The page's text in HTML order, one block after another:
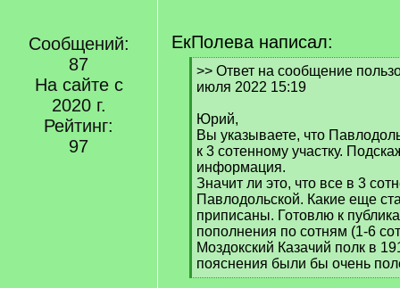
Сообщений:
87
На сайте с
2020 г.
Рейтинг:
97
ЕкПолева написал:
[
q
>> Ответ на сообщение
июля 2022 15:19
Юрий,
Вы указываете, что
к 3 сотенному участку.
информация.
Значит ли это, что все в 3
Павлодольской. Какие еще
приписаны. Готовлю к
пополнения по сотням (1-6
Моздокский Казачий полк в
пояснения были бы очень
[